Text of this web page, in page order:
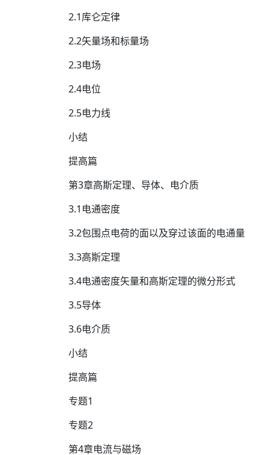
2.1库仑定律
2.2矢量场和标量场
2.3电场
2.4电位
2.5电力线
小结
提高篇
第3章高斯定理、导体、电介质
3.1电通密度
3.2包围点电荷的面以及穿过该面的电通量
3.3高斯定理
3.4电通密度矢量和高斯定理的微分形式
3.5导体
3.6电介质
小结
提高篇
专题1
专题2
第4章电流与磁场